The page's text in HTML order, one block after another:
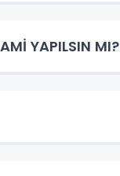
YAPILSIN MI?